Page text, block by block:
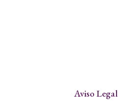
Aviso Legal